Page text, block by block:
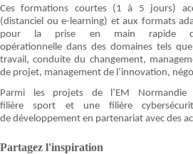
Ces formations courtes (1 à 5 jours)
(distanciel ou e-learning) et aux formats
pour la prise en main rapide
opérationnelle dans des domaines tels que
travail, conduite du changement,
de projet, management de l’innovation,
Parmi les projets de l’EM Normandie
filière sport et une filière
de développement en partenariat avec des
Partagez l'inspiration